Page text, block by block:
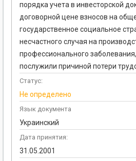
порядка учета в инвесторской
договорной цене взносов на
государственное социальное
несчастного случая на
профессионального
послужили причиной потери
Статус:
Не определено
Язык документа
Украинский
Дата принятия:
31.05.2001